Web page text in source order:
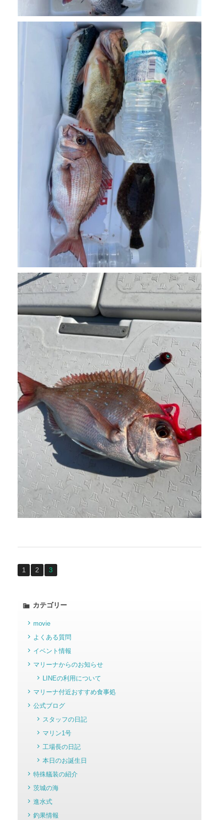
1 2 3
カテゴリー
movie
よくある質問
イベント情報
マリーナからのお知らせ
LINEの利用について
マリーナ付近おすすめ食事処
公式ブログ
スタッフの日記
マリン1号
工場長の日記
本日のお誕生日
特殊艤装の紹介
茨城の海
進水式
釣果情報